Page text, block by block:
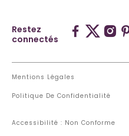
Restez
connectés
Mentions Légales
Politique De Confidentialité
Accessibilité : Non Conforme